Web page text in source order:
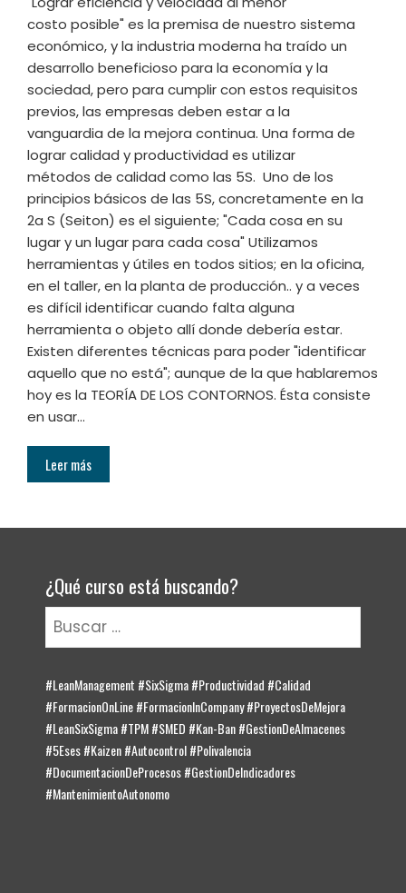
costo posible" es la premisa de nuestro sistema
económico, y la industria moderna ha traído un
desarrollo beneficioso para la economía y la
sociedad, pero para cumplir con estos requisitos
previos, las empresas deben estar a la
vanguardia de la mejora continua. Una forma de
lograr calidad y productividad es utilizar
métodos de calidad como las 5S. Uno de los
principios básicos de las 5S, concretamente en la
2a S (Seiton) es el siguiente; "Cada cosa en su
lugar y un lugar para cada cosa" Utilizamos
herramientas y útiles en todos sitios; en la oficina,
en el taller, en la planta de producción.. y a veces
es difícil identificar cuando falta alguna
herramienta o objeto allí donde debería estar.
Existen diferentes técnicas para poder "identificar
aquello que no está"; aunque de la que hablaremos
hoy es la TEORÍA DE LOS CONTORNOS. Ésta consiste
en usar…
Leer más
¿Qué curso está buscando?
Buscar:
#LeanManagement #SixSigma #Productividad #Calidad
#FormacionOnLine #FormacionInCompany #ProyectosDeMejora
#LeanSixSigma #TPM #SMED #Kan-Ban #GestionDeAlmacenes
#5Eses #Kaizen #Autocontrol #Polivalencia
#DocumentacionDeProcesos #GestionDeIndicadores
#MantenimientoAutonomo